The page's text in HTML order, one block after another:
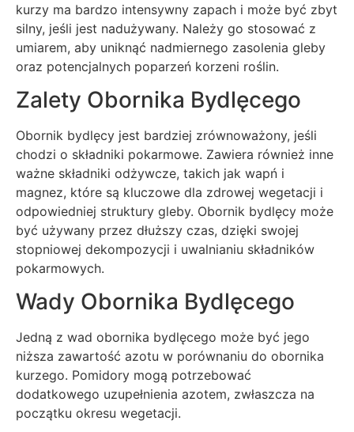
kurzy ma bardzo intensywny zapach i może być zbyt
silny, jeśli jest nadużywany. Należy go stosować z
umiarem, aby uniknąć nadmiernego zasolenia gleby
oraz potencjalnych poparzeń korzeni roślin.
Zalety Obornika Bydlęcego
Obornik bydlęcy jest bardziej zrównoważony, jeśli
chodzi o składniki pokarmowe. Zawiera również inne
ważne składniki odżywcze, takich jak wapń i
magnez, które są kluczowe dla zdrowej wegetacji i
odpowiedniej struktury gleby. Obornik bydlęcy może
być używany przez dłuższy czas, dzięki swojej
stopniowej dekompozycji i uwalnianiu składników
pokarmowych.
Wady Obornika Bydlęcego
Jedną z wad obornika bydlęcego może być jego
niższa zawartość azotu w porównaniu do obornika
kurzego. Pomidory mogą potrzebować
dodatkowego uzupełnienia azotem, zwłaszcza na
początku okresu wegetacji.